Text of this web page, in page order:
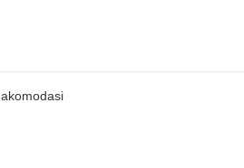
akomodasi